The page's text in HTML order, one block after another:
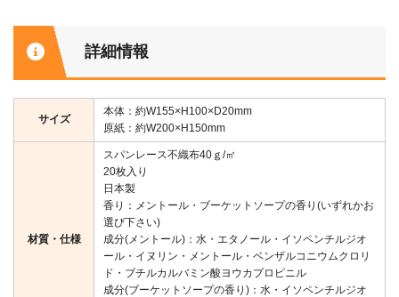
詳細情報
サイズ
本体：約W155×H100×D20mm
原紙：約W200×H150mm
材質・仕様
スパンレース不織布40ｇ/㎡
20枚入り
日本製
香り：メントール・ブーケットソープの香り(いずれかお
選び下さい)
成分(メントール)：水・エタノール・イソペンチルジオ
ール・イヌリン・メントール・ベンザルコニウムクロリ
ド・ブチルカルバミン酸ヨウカプロピニル
成分(ブーケットソープの香り)：水・イソペンチルジオ